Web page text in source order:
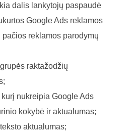
dalis lankytojų paspaudė
Google Ads reklamos
pačios reklamos parodymų
raktažodžių
nukreipia Google Ads
kokybė ir aktualumas;
aktualumas;